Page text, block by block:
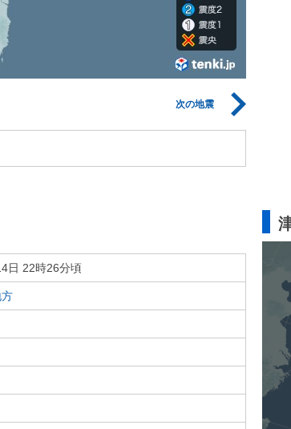
次の地震
日 22時26分頃